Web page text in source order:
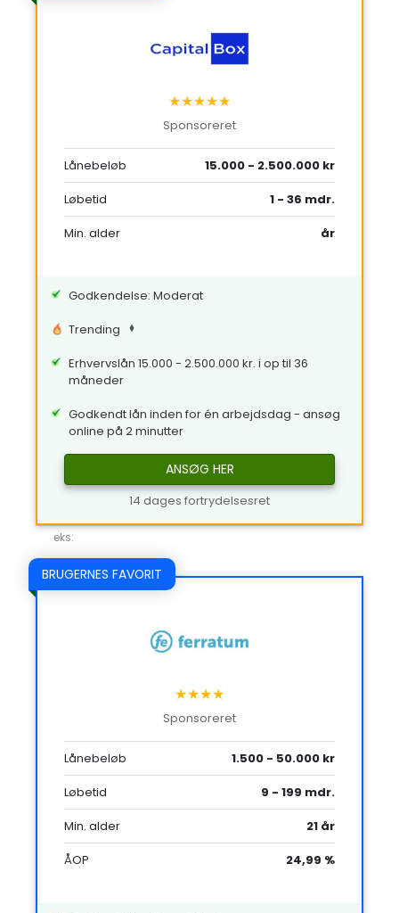
★★★★★
Sponsoreret
Lånebeløb
15.000 - 2.500.000 kr
Løbetid
1 - 36 mdr.
Min. alder
år
Godkendelse: Moderat
Trending
Erhvervslån 15.000 - 2.500.000 kr. i op til 36
måneder
Godkendt lån inden for én arbejdsdag - ansøg
online på 2 minutter
ANSØG HER
14 dages fortrydelsesret
eks:
BRUGERNES FAVORIT
★★★★
Sponsoreret
Lånebeløb
1.500 - 50.000 kr
Løbetid
9 - 199 mdr.
Min. alder
21 år
ÅOP
24,99 %